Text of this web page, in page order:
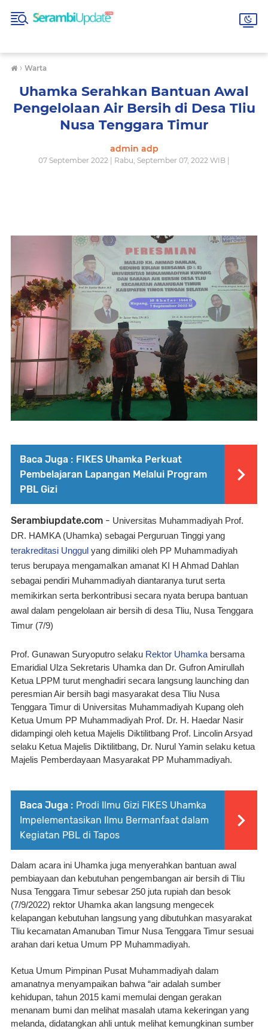
› Warta
Uhamka Serahkan Bantuan Awal
Pengelolaan Air Bersih di Desa Tliu
Nusa Tenggara Timur
admin adp
07 September 2022 | Rabu, September 07, 2022 WIB |
Baca Juga : FIKES Uhamka Perkuat
Pembelajaran Lapangan Melalui Program
PBL Gizi
Serambiupdate.com - Universitas Muhammadiyah Prof.
terakreditasi Unggul yang dimiliki oleh PP Muhammadiyah
terus berupaya mengamalkan amanat KI H Ahmad Dahlan
sebagai pendiri Muhammadiyah diantaranya turut serta
memikirkan serta berkontribusi secara nyata berupa bantuan
awal dalam pengelolaan air bersih di desa Tliu, Nusa Tenggara
Timur (7/9)
Prof. Gunawan Suryoputro selaku Rektor Uhamka bersama
Emaridial Ulza Sekretaris Uhamka dan Dr. Gufron Amirullah
Ketua LPPM turut menghadiri secara langsung launching dan
peresmian Air bersih bagi masyarakat desa Tliu Nusa
Tenggara Timur di Universitas Muhammadiyah Kupang oleh
Ketua Umum PP Muhammadiyah Prof. Dr. H. Haedar Nasir
didampingi oleh ketua Majelis Diktilitbang Prof. Lincolin Arsyad
selaku Ketua Majelis Diktilitbang, Dr. Nurul Yamin selaku ketua
Majelis Pemberdayaan Masyarakat PP Muhammadiyah.
Baca Juga : Prodi Ilmu Gizi FIKES Uhamka
Impelementasikan Ilmu Bermanfaat dalam
Kegiatan PBL di Tapos
Dalam acara ini Uhamka juga menyerahkan bantuan awal
pembiayaan dan kebutuhan pengembangan air bersih di Tliu
Nusa Tenggara Timur sebesar 250 juta rupiah dan besok
(7/9/2022) rektor Uhamka akan langsung mengecek
kelapangan kebutuhan langsung yang dibutuhkan masyarakat
Tliu kecamatan Amanuban Timur Nusa Tenggara Timur sesuai
arahan dari ketua Umum PP Muhammadiyah.
Ketua Umum Pimpinan Pusat Muhammadiyah dalam
amanatnya menyampaikan bahwa “air adalah sumber
kehidupan, tahun 2015 kami memulai dengan gerakan
menanam bumi dan melihat masalah utama kekeringan yang
melanda, didatangkan ahli untuk melihat kemungkinan sumber